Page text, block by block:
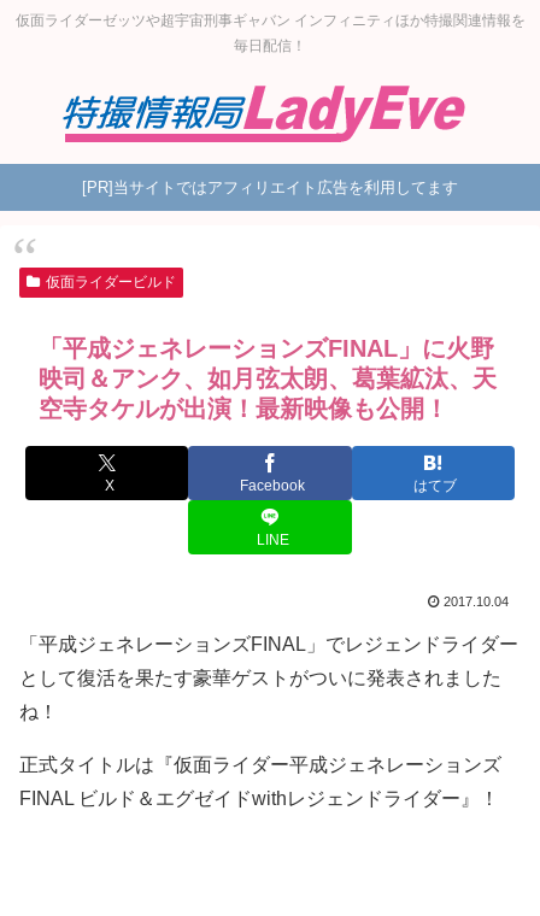
仮面ライダーゼッツや超宇宙刑事ギャバン インフィニティほか特撮関連情報を
毎日配信！
[PR]当サイトではアフィリエイト広告を利用してます
仮面ライダービルド
「平成ジェネレーションズFINAL」に火野
映司＆アンク、如月弦太朗、葛葉絋汰、天
空寺タケルが出演！最新映像も公開！
X Facebook はてブ
LINE
2017.10.04
「平成ジェネレーションズFINAL」でレジェンドライダー
として復活を果たす豪華ゲストがついに発表されました
ね！
正式タイトルは『仮面ライダー平成ジェネレーションズ
FINAL ビルド＆エグゼイドwithレジェンドライダー』！